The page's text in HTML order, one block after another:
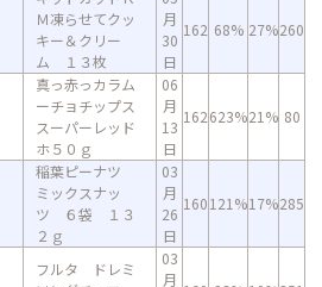
Ｍ凍らせてクッ
キー＆クリー
ム １３枚
月
30
日
162 68% 27%260
真っ赤っカラム
ーチョチップス
スーパーレッド
ホ５０ｇ
06
月
13
日
162623%21% 80
稲葉ピーナツ
ミックスナッ
ツ ６袋 １３
２ｇ
03
月
26
日
160121%17%285
フルタ ドレミ
03
月